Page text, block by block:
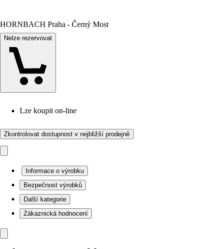
HORNBACH Praha - Černý Most
Nelze rezervovat
Lze koupit on-line
Zkontrolovat dostupnost v nejbližší prodejně
Informace o výrobku
Bezpečnost výrobků
Další kategorie
Zákaznická hodnocení